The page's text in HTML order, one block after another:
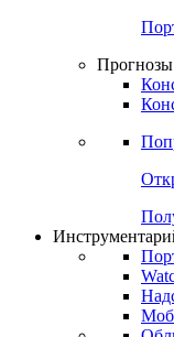
Прогнозы